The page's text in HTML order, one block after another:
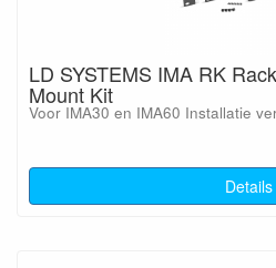
LD SYSTEMS IMA RK
Mount Kit
Voor IMA30 en IMA60 Installatie
Details